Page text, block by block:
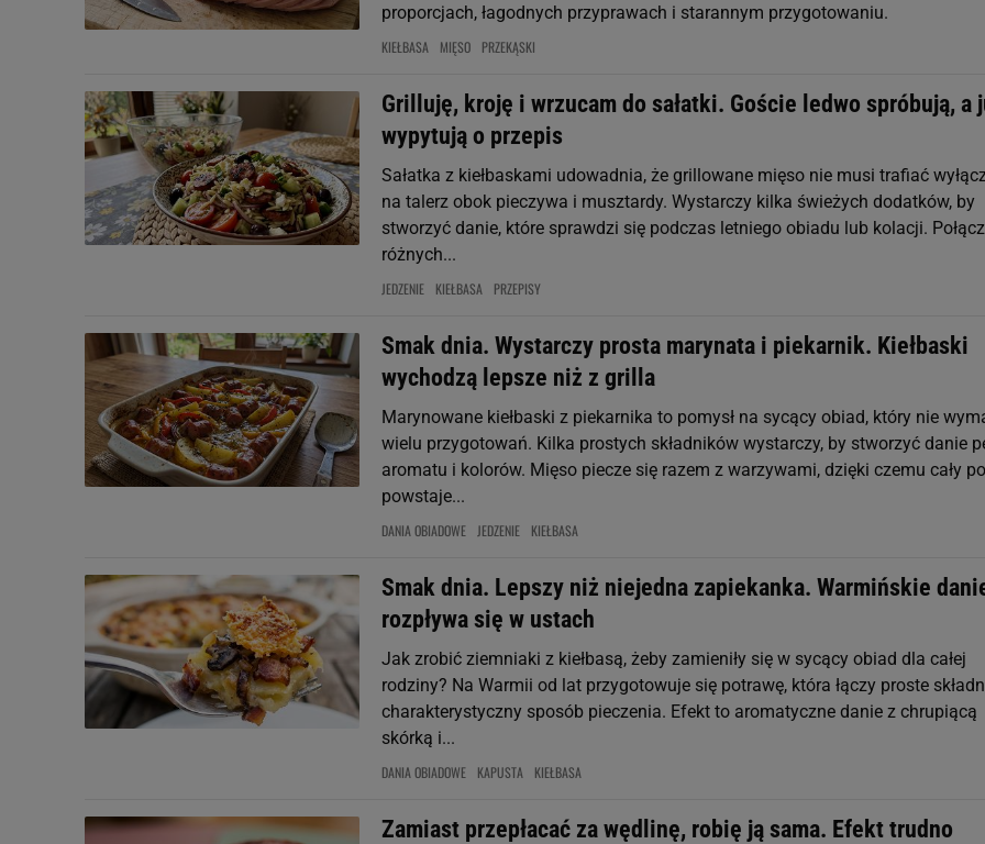
proporcjach, łagodnych przyprawach i starannym przygotowaniu.
KIEŁBASA MIĘSO PRZEKĄSKI
Grilluję, kroję i wrzucam do sałatki. Goście ledwo spróbują, a
wypytują o przepis
Sałatka z kiełbaskami udowadnia, że grillowane mięso nie musi trafiać
na talerz obok pieczywa i musztardy. Wystarczy kilka świeżych dodatków, by
stworzyć danie, które sprawdzi się podczas letniego obiadu lub kolacji.
różnych...
JEDZENIE KIEŁBASA PRZEPISY
Smak dnia. Wystarczy prosta marynata i piekarnik. Kiełbaski
wychodzą lepsze niż z grilla
Marynowane kiełbaski z piekarnika to pomysł na sycący obiad, który nie
wielu przygotowań. Kilka prostych składników wystarczy, by stworzyć danie
aromatu i kolorów. Mięso piecze się razem z warzywami, dzięki czemu cały
powstaje...
DANIA OBIADOWE JEDZENIE KIEŁBASA
Smak dnia. Lepszy niż niejedna zapiekanka. Warmińskie
rozpływa się w ustach
Jak zrobić ziemniaki z kiełbasą, żeby zamieniły się w sycący obiad dla całej
rodziny? Na Warmii od lat przygotowuje się potrawę, która łączy proste
charakterystyczny sposób pieczenia. Efekt to aromatyczne danie z chrupiącą
skórką i...
DANIA OBIADOWE KAPUSTA KIEŁBASA
Zamiast przepłacać za wędlinę, robię ją sama. Efekt trudno